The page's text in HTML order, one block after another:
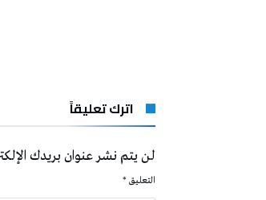
اترك تعليقاً
لن يتم نشر عنوان بريدك
التعليق *